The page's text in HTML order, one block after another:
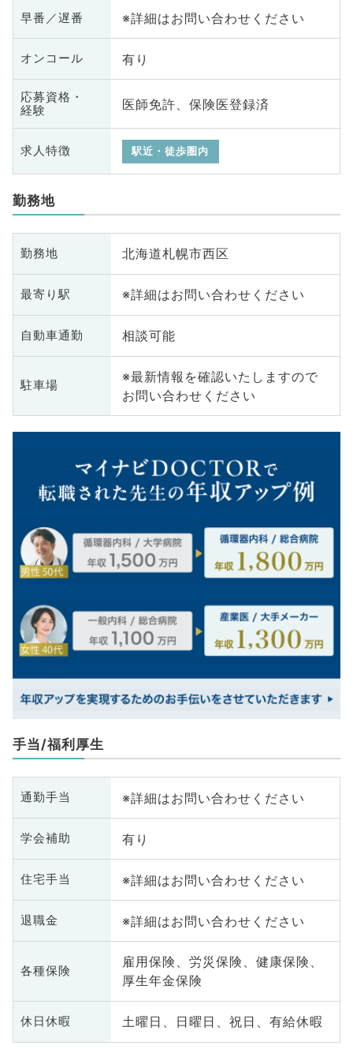
早番／遅番 ※詳細はお問い合わせください
オンコール 有り
応募資格・
経験
医師免許、保険医登録済
求人特徴 駅近・徒歩圏内
勤務地
勤務地 北海道札幌市西区
最寄り駅 ※詳細はお問い合わせください
自動車通勤 相談可能
駐車場
※最新情報を確認いたしますので
お問い合わせください
手当/福利厚生
通勤手当 ※詳細はお問い合わせください
学会補助 有り
住宅手当 ※詳細はお問い合わせください
退職金 ※詳細はお問い合わせください
各種保険
雇用保険、労災保険、健康保険、
厚生年金保険
休日休暇 土曜日、日曜日、祝日、有給休暇